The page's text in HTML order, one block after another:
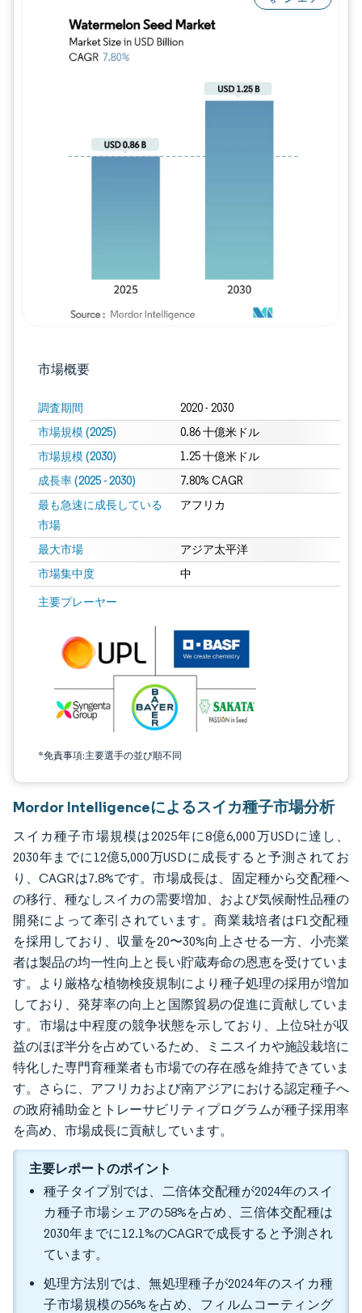
市場概要
調査期間 2020 - 2030
市場規模 (2025) 0.86 十億米ドル
市場規模 (2030) 1.25 十億米ドル
成長率 (2025 - 2030) 7.80% CAGR
最も急速に成長している
市場
アフリカ
最大市場 アジア太平洋
市場集中度 中
主要プレーヤー
*免責事項:主要選手の並び順不同
画像 © Mordor Intelligence。再利用にはCC BY 4.0の表示が必要です。
Mordor Intelligenceによるスイカ種子市場分析
スイカ種子市場規模は2025年に8億6,000万USDに達し、
2030年までに12億5,000万USDに成長すると予測されてお
り、CAGRは7.8%です。市場成長は、固定種から交配種へ
の移行、種なしスイカの需要増加、および気候耐性品種の
開発によって牽引されています。商業栽培者はF1交配種
を採用しており、収量を20〜30%向上させる一方、小売業
者は製品の均一性向上と長い貯蔵寿命の恩恵を受けていま
す。より厳格な植物検疫規制により種子処理の採用が増加
しており、発芽率の向上と国際貿易の促進に貢献していま
す。市場は中程度の競争状態を示しており、上位5社が収
益のほぼ半分を占めているため、ミニスイカや施設栽培に
特化した専門育種業者も市場での存在感を維持できていま
す。さらに、アフリカおよび南アジアにおける認定種子へ
の政府補助金とトレーサビリティプログラムが種子採用率
を高め、市場成長に貢献しています。
主要レポートのポイント
種子タイプ別では、二倍体交配種が2024年のスイ
カ種子市場シェアの58%を占め、三倍体交配種は
2030年までに12.1%のCAGRで成長すると予測され
ています。
処理方法別では、無処理種子が2024年のスイカ種
子市場規模の56%を占め、フィルムコーティング